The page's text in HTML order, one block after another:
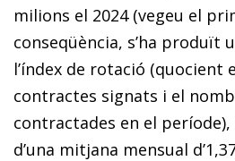
milions el 2024 (vegeu el
conseqüència, s’ha produït
l’índex de rotació (quocient
contractes signats i el
contractades en el
d’una mitjana mensual